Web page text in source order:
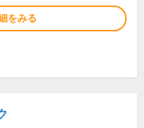
をみる